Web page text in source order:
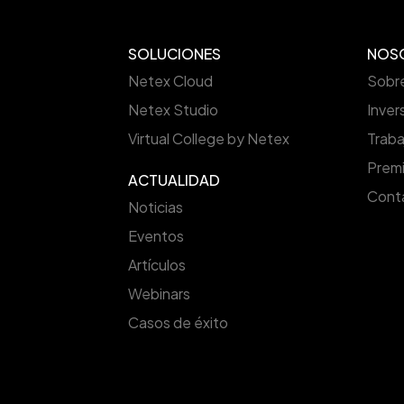
SOLUCIONES
Netex Cloud
Netex Studio
Virtual College by Netex
ACTUALIDAD
Noticias
Eventos
Artículos
Webinars
Casos de éxito